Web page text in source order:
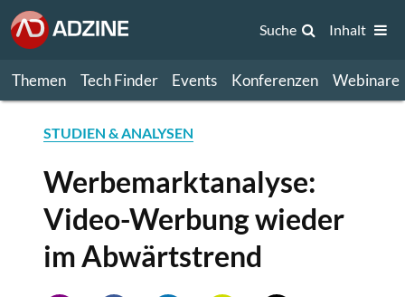
Themen Tech Finder Events Konferenzen Webinare
Suche Inhalt
STUDIEN & ANALYSEN
Werbemarktanalyse:
Video-Werbung wieder
im Abwärtstrend